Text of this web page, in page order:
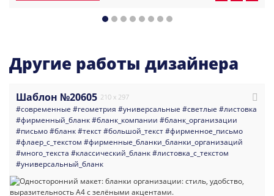
Другие работы дизайнера
Шаблон №20605 210 x 297
#современные #геометрия #универсальные #светлые #листовка
#фирменный_бланк#бланк_компании #бланк_организации
#письмо#бланк#текст#большой_текст#фирменное_письмо
#флаер_с_текстом #фирменные_бланки_бланки_организаций
#много_текста #классический_бланк#листовка_с_текстом
#универсальный_бланк